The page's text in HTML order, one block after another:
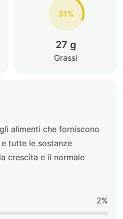
31%
27 g
Grassi
alimenti che forniscono
tutte le sostanze
crescita e il normale
2%